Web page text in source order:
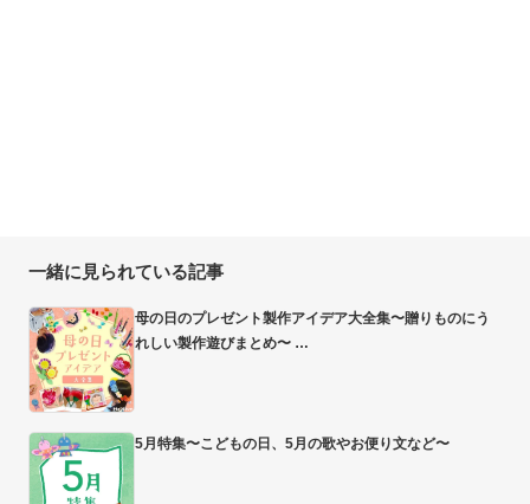
一緒に見られている記事
母の日のプレゼント製作アイデア大全集〜贈りものにう
れしい製作遊びまとめ〜
5月特集〜こどもの日、5月の歌やお便り文など〜